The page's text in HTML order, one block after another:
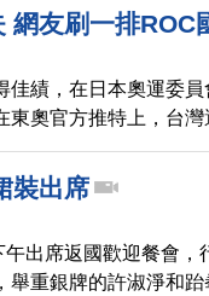
網友刷一排ROC
佳績，在日本奧運委員
東奧官方推特上，台灣
有。網友見狀直接在留
友討論。
裝出席
出席返國歡迎餐會，
舉重銀牌的許淑淨和跆